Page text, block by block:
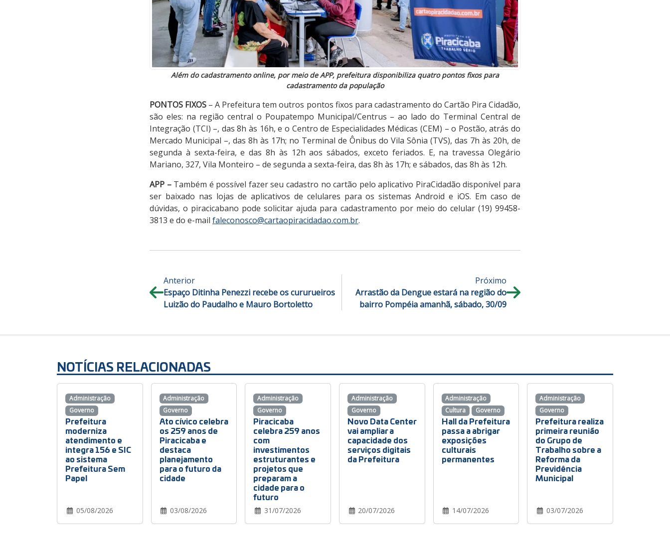
Além do cadastramento online, por meio de APP, prefeitura disponibiliza quatro pontos fixos para
cadastramento da população
PONTOS FIXOS – A Prefeitura tem outros pontos fixos para cadastramento do Cartão Pira Cidadão,
são eles: na região central o Poupatempo Municipal/Centrus – ao lado do Terminal Central de
Integração (TCI) –, das 8h às 16h, e o Centro de Especialidades Médicas (CEM) – o Postão, atrás do
Mercado Municipal –, das 8h às 17h; no Terminal de Ônibus do Vila Sônia (TVS), das 7h às 20h, de
segunda à sexta-feira, e das 8h às 12h aos sábados, exceto feriados. E, na travessa Olegário
Mariano, 327, Vila Monteiro – de segunda a sexta-feira, das 8h às 17h; e sábados, das 8h às 12h.
APP –Também é possível fazer seu cadastro no cartão pelo aplicativo PiraCidadão disponível para
ser baixado nas lojas de aplicativos de celulares para os sistemas Android e iOS. Em caso de
dúvidas, o piracicabano pode solicitar ajuda para cadastramento por meio do celular (19) 99458-
3813 e do e-mail faleconosco@cartaopiracidadao.com.br.
Anterior
Espaço Ditinha Penezzi recebe os cururueiros
Luizão do Paudalho e Mauro Bortoletto
Próximo
Arrastão da Dengue estará na região do
bairro Pompéia amanhã, sábado, 30/09
NOTÍCIAS RELACIONADAS
Prefeitura
moderniza
atendimento e
integra 156 e SIC
ao sistema
Prefeitura Sem
Papel
05/08/2026
Administração
Governo
Ato cívico celebra
os 259 anos de
Piracicaba e
destaca
planejamento
para o futuro da
cidade
03/08/2026
Administração
Governo
Piracicaba
celebra 259 anos
com
investimentos
estruturantes e
projetos que
preparam a
cidade para o
futuro
31/07/2026
Administração
Governo
Novo Data Center
vai ampliar a
capacidade dos
serviços digitais
da Prefeitura
20/07/2026
Administração
Governo
Hall da Prefeitura
passa a abrigar
exposições
culturais
permanentes
14/07/2026
Administração
Cultura
Governo
Prefeitura realiza
primeira reunião
do Grupo de
Trabalho sobre a
Reforma da
Previdência
Municipal
03/07/2026
Administração
Governo